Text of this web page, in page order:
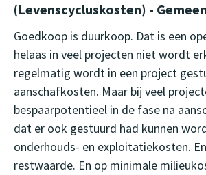
(Levenscycluskosten) -
Goedkoop is duurkoop. Dat is een
helaas in veel projecten niet wordt
regelmatig wordt in een project
aanschafkosten. Maar bij veel
bespaarpotentieel in de fase na
dat er ook gestuurd had kunnen
onderhouds- en exploitatiekosten.
restwaarde. En op minimale